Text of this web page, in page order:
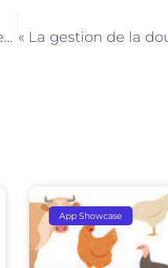
Vétérinaire à Paris : un métier au service de la biodiversité urbaine
App Showcase